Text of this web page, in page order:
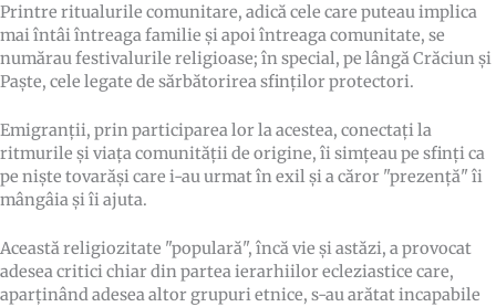
Printre ritualurile comunitare, adică cele care puteau implica
mai întâi întreaga familie și apoi întreaga comunitate, se
numărau festivalurile religioase; în special, pe lângă Crăciun și
Paște, cele legate de sărbătorirea sfinților protectori.
Emigranții, prin participarea lor la acestea, conectați la
ritmurile și viața comunității de origine, îi simțeau pe sfinți ca
pe niște tovarăși care i-au urmat în exil și a căror "prezență" îi
mângâia și îi ajuta.
Această religiozitate "populară", încă vie și astăzi, a provocat
adesea critici chiar din partea ierarhiilor ecleziastice care,
aparținând adesea altor grupuri etnice, s-au arătat incapabile